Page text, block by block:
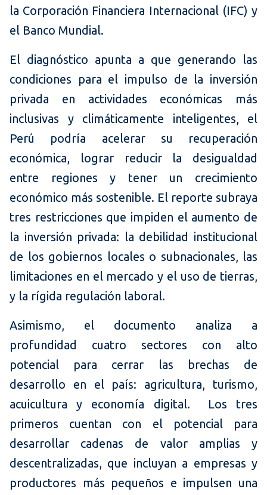
la Corporación Financiera Internacional (IFC) y
el Banco Mundial.
El diagnóstico apunta a que generando las
condiciones para el impulso de la inversión
privada en actividades económicas más
inclusivas y climáticamente inteligentes, el
Perú podría acelerar su recuperación
económica, lograr reducir la desigualdad
entre regiones y tener un crecimiento
económico más sostenible. El reporte subraya
tres restricciones que impiden el aumento de
la inversión privada: la debilidad institucional
de los gobiernos locales o subnacionales, las
limitaciones en el mercado y el uso de tierras,
y la rígida regulación laboral.
Asimismo, el documento analiza a
profundidad cuatro sectores con alto
potencial para cerrar las brechas de
desarrollo en el país: agricultura, turismo,
acuicultura y economía digital. Los tres
primeros cuentan con el potencial para
desarrollar cadenas de valor amplias y
descentralizadas, que incluyan a empresas y
productores más pequeños e impulsen una